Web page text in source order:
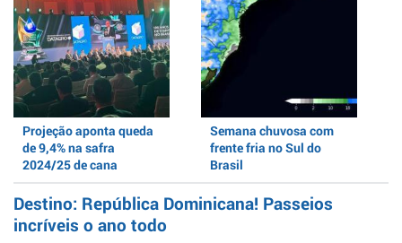
Projeção aponta queda
de 9,4% na safra
2024/25 de cana
Semana chuvosa com
frente fria no Sul do
Brasil
Destino: República Dominicana! Passeios
incríveis o ano todo